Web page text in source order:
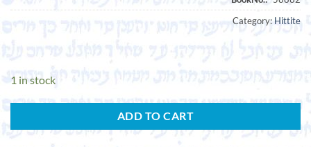
Category:Hittite
1 in stock
ADD TO CART